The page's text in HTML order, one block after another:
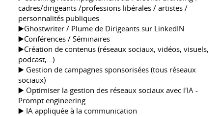
cadres/dirigeants /professions libérales / artistes /
personnalités publiques
▶️Ghostwriter / Plume de Dirigeants sur LinkedIN
▶️Conférences / Séminaires
▶️Création de contenus (réseaux sociaux, vidéos, visuels,
podcast,...)
▶️ Gestion de campagnes sponsorisées (tous réseaux
sociaux)
▶️ Optimiser la gestion des réseaux sociaux avec l'IA -
Prompt engineering
▶️ IA appliquée à la communication